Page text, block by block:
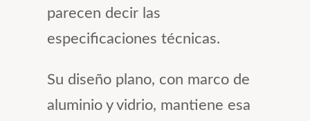
parecen decir las
especificaciones técnicas.
Su diseño plano, con marco de
aluminio y vidrio, mantiene esa